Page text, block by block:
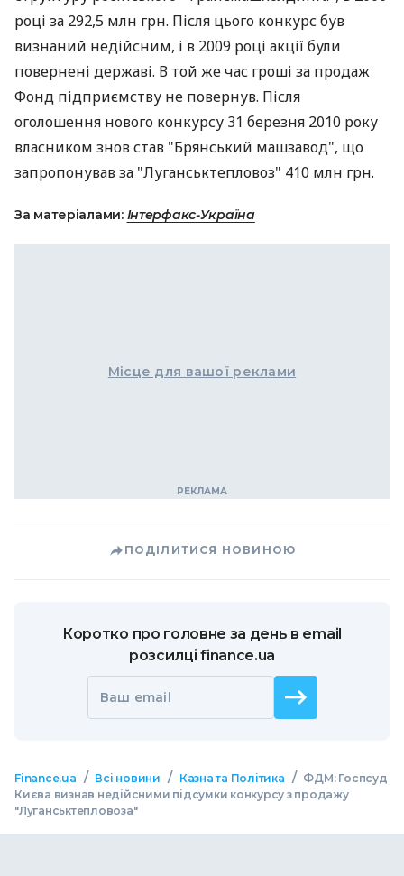
році за 292,5 млн грн. Після цього конкурс був
визнаний недійсним, і в 2009 році акції були
повернені державі. В той же час гроші за продаж
Фонд підприємству не повернув. Після
оголошення нового конкурсу 31 березня 2010 року
власником знов став "Брянський машзавод", що
запропонував за "Луганськтепловоз" 410 млн грн.
За матеріалами: Інтерфакс-Україна
Місце для вашої реклами
ПОДІЛИТИСЯ НОВИНОЮ
Коротко про головне за день в email
розсилці finance.ua
Ваш email
Finance.ua / Всі новини / Казна та Політика / ФДМ: Госпсуд
Києва визнав недійсними підсумки конкурсу з продажу
"Луганськтепловоза"